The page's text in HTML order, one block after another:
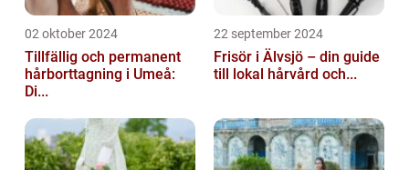
02 oktober 2024
Tillfällig och permanent
hårborttagning i Umeå:
Di...
22 september 2024
Frisör i Älvsjö – din guide
till lokal hårvård och...